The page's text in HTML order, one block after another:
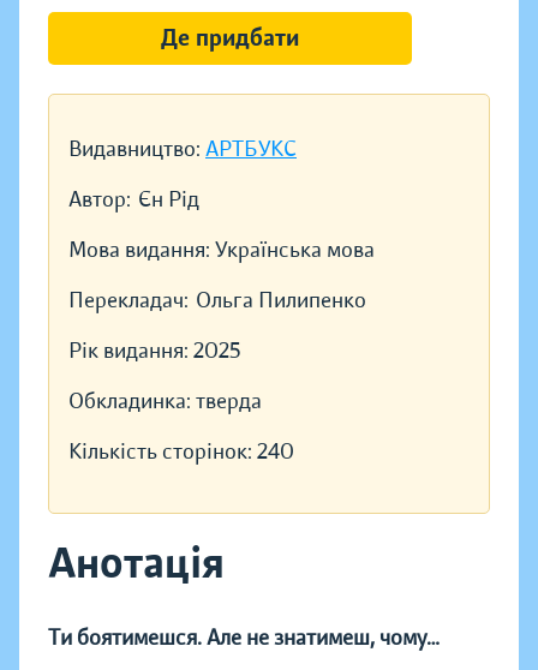
Видавництво: АРТБУКС
Автор: Єн Рід
Мова видання: Українська мова
Перекладач: Ольга Пилипенко
Рік видання: 2025
Обкладинка: тверда
Кількість сторінок: 240
Анотація
Ти боятимешся. Але не знатимеш, чому…
Де придбати